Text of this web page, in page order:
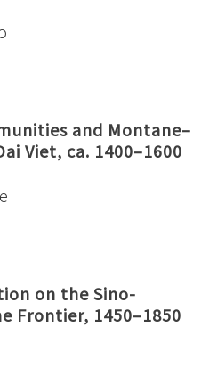
and Montane–
Viet, ca. 1400–1600
on the Sino-
Frontier, 1450–1850